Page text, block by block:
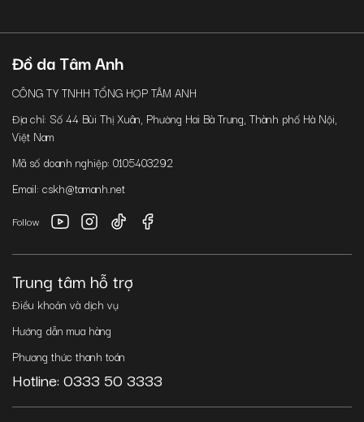
Đồ da Tâm Anh
CÔNG TY TNHH TỔNG HỢP TÂM ANH
Địa chỉ: Số 44 Bùi Thị Xuân, Phường Hai Bà Trưng, Thành phố Hà Nội,
Việt Nam
Mã số doanh nghiệp: 0105403292
Email: cskh@tamanh.net
Follow
Trung tâm hỗ trợ
Điều khoản và dịch vụ
Hướng dẫn mua hàng
Phương thức thanh toán
Hotline: 0333 50 3333